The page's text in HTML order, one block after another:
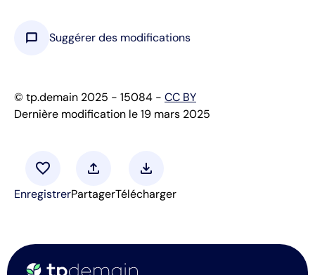
chat_bubble Suggérer des modifications
© tp.demain 2025 - 15084 - CC BY
Dernière modification le 19 mars 2025
favorite
Enregistrer
upload
Partager
download
Télécharger